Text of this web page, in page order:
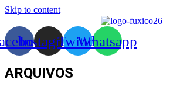
Skip to content
InstagramTwitterWhatsapp
ARQUIVOS